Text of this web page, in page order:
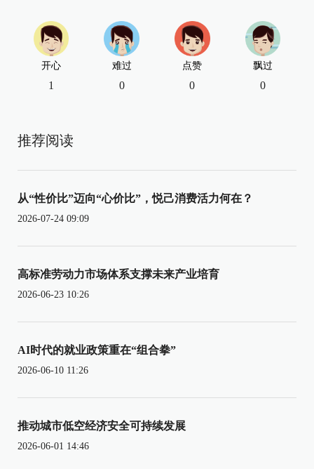
开心
1
难过
0
点赞
0
飘过
0
推荐阅读
从“性价比”迈向“心价比”，悦己消费活力何在？
2026-07-24 09:09
高标准劳动力市场体系支撑未来产业培育
2026-06-23 10:26
AI时代的就业政策重在“组合拳”
2026-06-10 11:26
推动城市低空经济安全可持续发展
2026-06-01 14:46